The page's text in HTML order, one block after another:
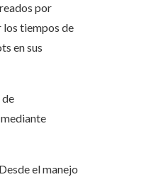
por
los tiempos de
en sus
de
el manejo